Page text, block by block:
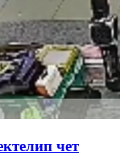
чет